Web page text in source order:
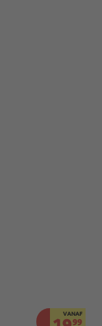
VANAF
99